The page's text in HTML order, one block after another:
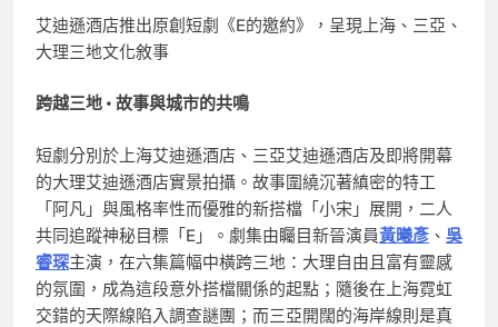
艾迪遜酒店推出原創短劇《E的邀約》，呈現上海、三亞、
大理三地文化敘事
跨越三地 • 故事與城市的共鳴
短劇分別於上海艾迪遜酒店、三亞艾迪遜酒店及即將開幕
的大理艾迪遜酒店實景拍攝。故事圍繞沉著縝密的特工
「阿凡」與風格率性而優雅的新搭檔「小宋」展開，二人
共同追蹤神秘目標「E」。劇集由矚目新晉演員黃曦彥 、 吳
睿琛主演，在六集篇幅中橫跨三地：大理自由且富有靈感
的氛圍，成為這段意外搭檔關係的起點；隨後在上海霓虹
交錯的天際線陷入調查謎團；而三亞開闊的海岸線則是真